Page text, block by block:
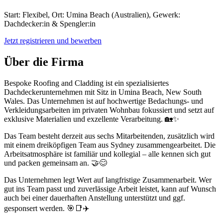
Start: Flexibel, Ort: Umina Beach (Australien), Gewerk:
Dachdecker:in & Spengler:in
Jetzt registrieren und bewerben
Über die Firma
Bespoke Roofing and Cladding ist ein spezialisiertes
Dachdeckerunternehmen mit Sitz in Umina Beach, New South
Wales. Das Unternehmen ist auf hochwertige Bedachungs- und
Verkleidungsarbeiten im privaten Wohnbau fokussiert und setzt auf
exklusive Materialien und exzellente Verarbeitung. 🏡✨
Das Team besteht derzeit aus sechs Mitarbeitenden, zusätzlich wird
mit einem dreiköpfigen Team aus Sydney zusammengearbeitet. Die
Arbeitsatmosphäre ist familiär und kollegial – alle kennen sich gut
und packen gemeinsam an. 🤝😊
Das Unternehmen legt Wert auf langfristige Zusammenarbeit. Wer
gut ins Team passt und zuverlässige Arbeit leistet, kann auf Wunsch
auch bei einer dauerhaften Anstellung unterstützt und ggf.
gesponsert werden. 🎯📑✈️